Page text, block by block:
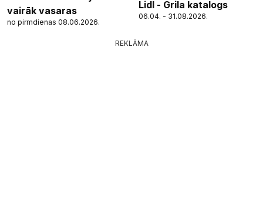
vairāk vasaras
no pirmdienas 08.06.2026.
Lidl - Grila katalogs
06.04. - 31.08.2026.
REKLĀMA